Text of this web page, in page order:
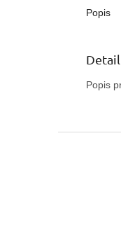
Popis
Popis